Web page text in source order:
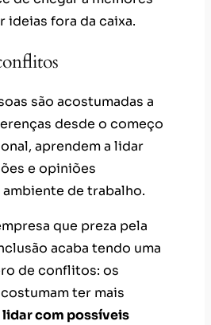
ideias fora da caixa.
são acostumadas a
desde o começo
aprendem a lidar
e opiniões
de trabalho.
que preza pela
acaba tendo uma
de conflitos: os
ter mais
com possíveis